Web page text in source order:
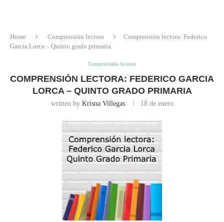
Home Comprensión lectora
Comprensión lectora: Federico
Garcia Lorca – Quinto grado primaria
Comprensión lectora
COMPRENSIÓN LECTORA: FEDERICO GARCIA
LORCA – QUINTO GRADO PRIMARIA
written by Krisna Villegas 18 de enero